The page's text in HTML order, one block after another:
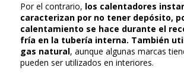
Por el contrario, los calentadores
caracterizan por no tener depósito,
calentamiento se hace durante el
fría en la tubería interna. También
gas natural, aunque algunas marcas
pueden ser utilizados en interiores.